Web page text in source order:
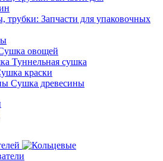
трубки: Запчасти для упаковочных
овощей
Туннельная сушка
краски
Сушка древесины